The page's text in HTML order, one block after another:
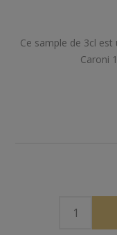
Ce sample de 3cl
Caroni